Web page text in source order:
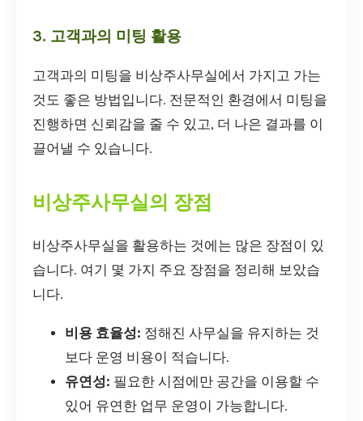
3. 고객과의 미팅 활용
고객과의 미팅을 비상주사무실에서 가지고 가는
것도 좋은 방법입니다. 전문적인 환경에서 미팅을
진행하면 신뢰감을 줄 수 있고, 더 나은 결과를 이
끌어낼 수 있습니다.
비상주사무실의 장점
비상주사무실을 활용하는 것에는 많은 장점이 있
습니다. 여기 몇 가지 주요 장점을 정리해 보았습
니다.
비용 효율성: 정해진 사무실을 유지하는 것
보다 운영 비용이 적습니다.
유연성: 필요한 시점에만 공간을 이용할 수
있어 유연한 업무 운영이 가능합니다.